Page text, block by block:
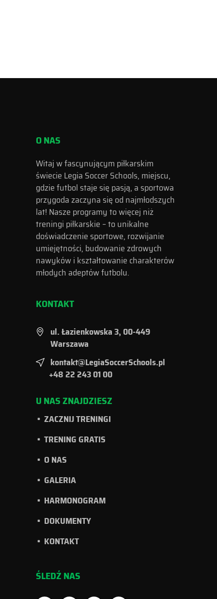
O NAS
Witaj w fascynującym piłkarskim
świecie Legia Soccer Schools, miejscu,
gdzie futbol staje się pasją, a sportowa
przygoda zaczyna się od najmłodszych
lat! Nasze programy to więcej niż
treningi piłkarskie – to unikalne
doświadczenie sportowe, rozwijanie
umiejętności, budowanie zdrowych
nawyków i kształtowanie charakterów
młodych adeptów futbolu.
KONTAKT
ul. Łazienkowska 3, 00-449
Warszawa
kontakt@LegiaSoccerSchools.pl
+48 22 243 01 00
U NAS ZNAJDZIESZ
ZACZNIJ TRENINGI
TRENING GRATIS
O NAS
GALERIA
HARMONOGRAM
DOKUMENTY
KONTAKT
ŚLEDŹ NAS